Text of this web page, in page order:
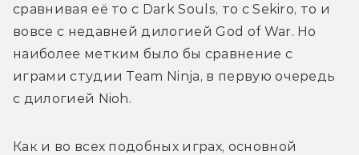
сравнивая её то с Dark Souls, то с Sekiro, то и
вовсе с недавней дилогией God of War. Но
наиболее метким было бы сравнение с
играми студии Team Ninja, в первую очередь
с дилогией Nioh.
Как и во всех подобных играх, основной